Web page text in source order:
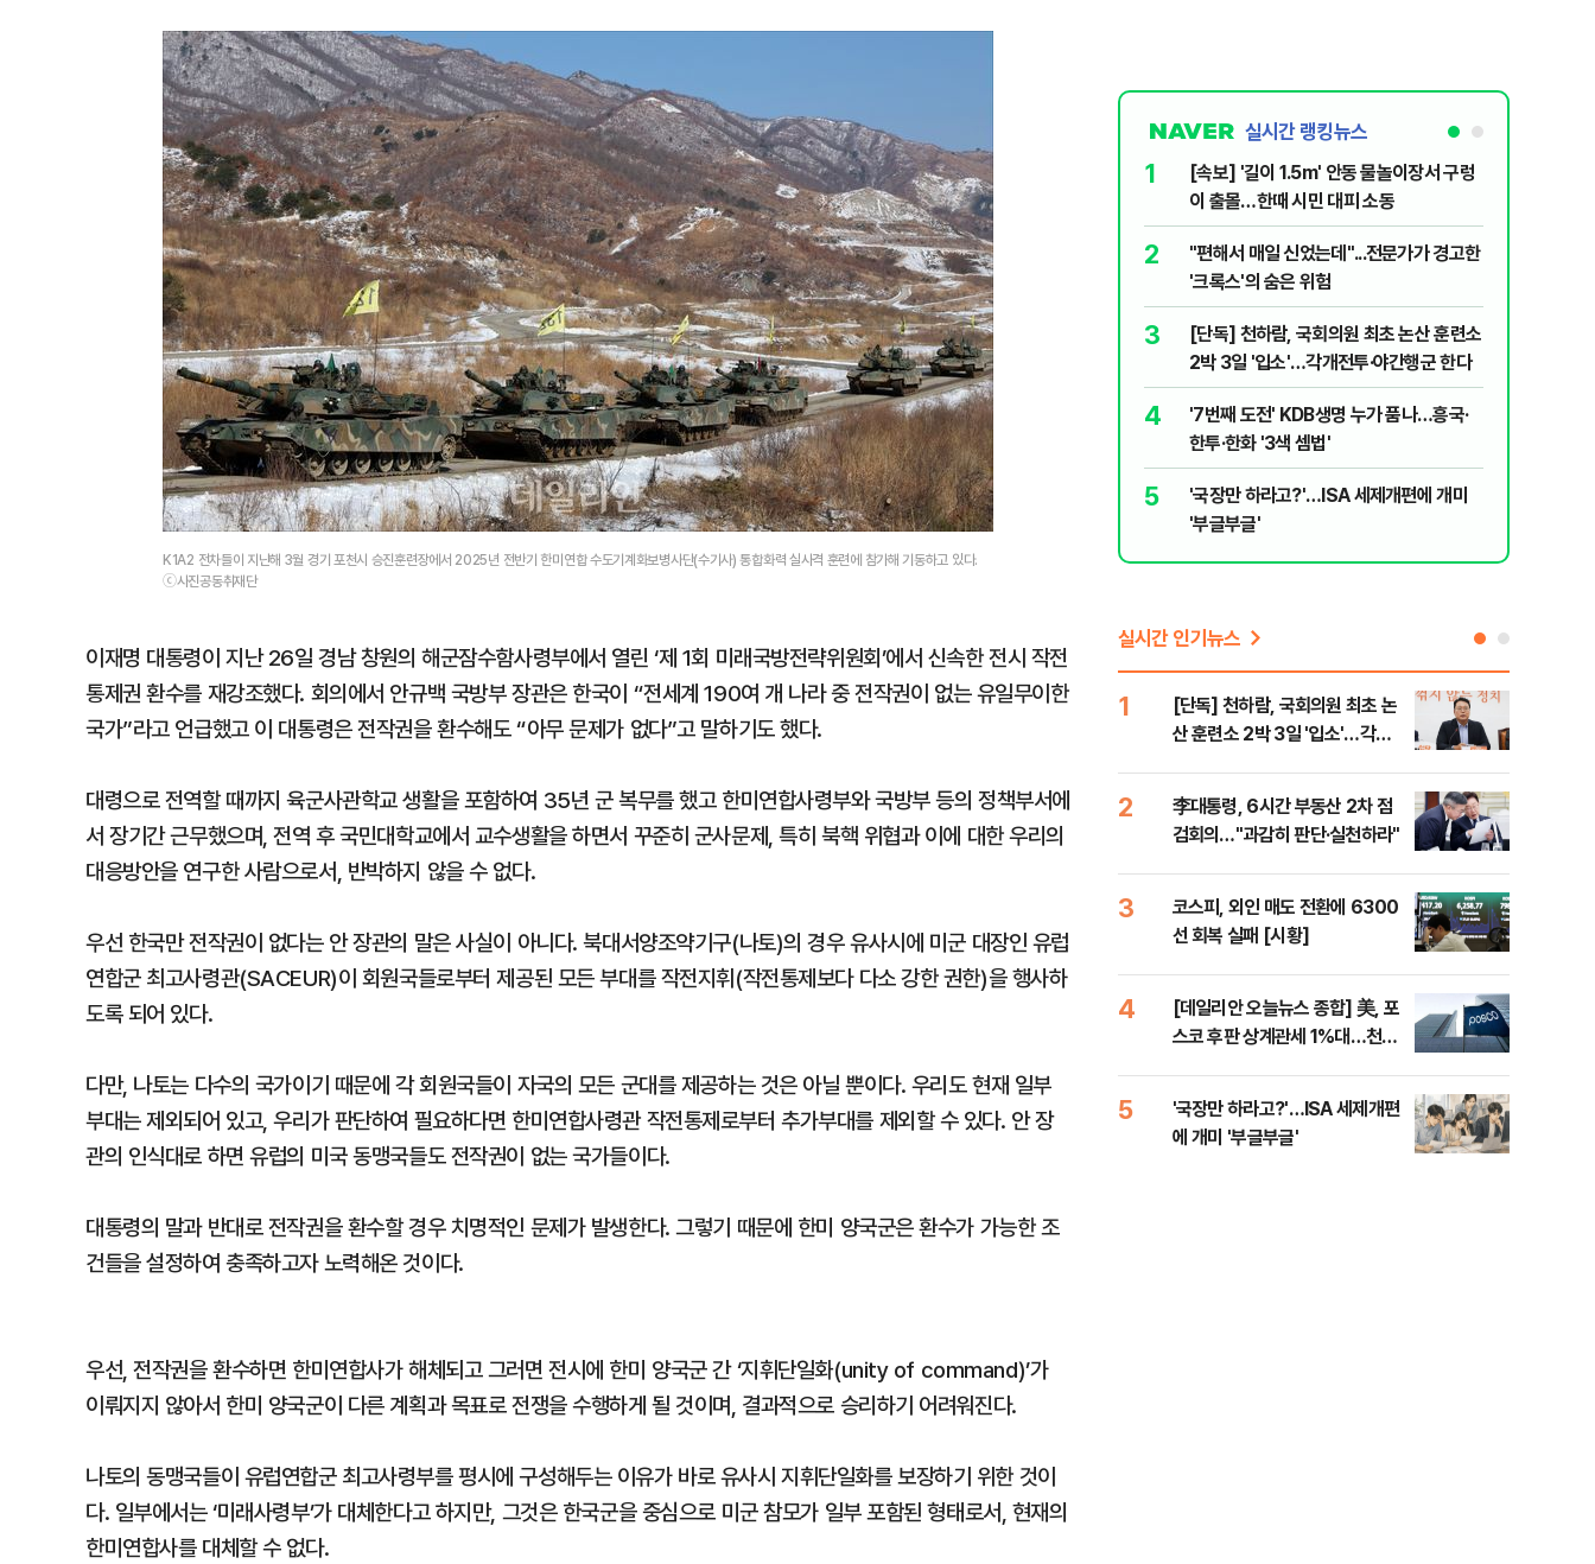
K1A2 전차들이 지난해 3월 경기 포천시 승진훈련장에서 2025년 전반기 한미연합 수도기계화보병사단(수기사) 통합화력 실사격 훈련에 참가해 기동하고 있다.
ⓒ사진공동취재단
이재명 대통령이 지난 26일 경남 창원의 해군잠수함사령부에서 열린 ‘제 1회 미래국방전략위원회’에서 신속한 전시 작전
통제권 환수를 재강조했다. 회의에서 안규백 국방부 장관은 한국이 “전세계 190여 개 나라 중 전작권이 없는 유일무이한
국가”라고 언급했고 이 대통령은 전작권을 환수해도 “아무 문제가 없다”고 말하기도 했다.
대령으로 전역할 때까지 육군사관학교 생활을 포함하여 35년 군 복무를 했고 한미연합사령부와 국방부 등의 정책부서에
서 장기간 근무했으며, 전역 후 국민대학교에서 교수생활을 하면서 꾸준히 군사문제, 특히 북핵 위협과 이에 대한 우리의
대응방안을 연구한 사람으로서, 반박하지 않을 수 없다.
우선 한국만 전작권이 없다는 안 장관의 말은 사실이 아니다. 북대서양조약기구(나토)의 경우 유사시에 미군 대장인 유럽
연합군 최고사령관(SACEUR)이 회원국들로부터 제공된 모든 부대를 작전지휘(작전통제보다 다소 강한 권한)을 행사하
도록 되어 있다.
다만, 나토는 다수의 국가이기 때문에 각 회원국들이 자국의 모든 군대를 제공하는 것은 아닐 뿐이다. 우리도 현재 일부
부대는 제외되어 있고, 우리가 판단하여 필요하다면 한미연합사령관 작전통제로부터 추가부대를 제외할 수 있다. 안 장
관의 인식대로 하면 유럽의 미국 동맹국들도 전작권이 없는 국가들이다.
대통령의 말과 반대로 전작권을 환수할 경우 치명적인 문제가 발생한다. 그렇기 때문에 한미 양국군은 환수가 가능한 조
건들을 설정하여 충족하고자 노력해온 것이다.
우선, 전작권을 환수하면 한미연합사가 해체되고 그러면 전시에 한미 양국군 간 ‘지휘단일화(unity of command)’가
이뤄지지 않아서 한미 양국군이 다른 계획과 목표로 전쟁을 수행하게 될 것이며, 결과적으로 승리하기 어려워진다.
나토의 동맹국들이 유럽연합군 최고사령부를 평시에 구성해두는 이유가 바로 유사시 지휘단일화를 보장하기 위한 것이
다. 일부에서는 ‘미래사령부’가 대체한다고 하지만, 그것은 한국군을 중심으로 미군 참모가 일부 포함된 형태로서, 현재의
한미연합사를 대체할 수 없다.
실시간 랭킹뉴스
1
[속보] '길이 1.5m' 안동 물놀이장서 구렁
이 출몰…한때 시민 대피 소동
2
"편해서 매일 신었는데"...전문가가 경고한
'크록스'의 숨은 위험
3
[단독] 천하람, 국회의원 최초 논산 훈련소
2박 3일 '입소'…각개전투·야간행군 한다
4
'7번째 도전' KDB생명 누가 품나…흥국·
한투·한화 '3색 셈법'
5
'국장만 하라고?'…ISA 세제개편에 개미
'부글부글'
실시간 인기뉴스
1
[단독] 천하람, 국회의원 최초 논
산 훈련소 2박 3일 '입소'…각개
2
李대통령, 6시간 부동산 2차 점
검회의…"과감히 판단·실천하라"
3
코스피, 외인 매도 전환에 6300
선 회복 실패 [시황]
4
[데일리안 오늘뉴스 종합] 美, 포
스코 후판 상계관세 1%대…천하
5
'국장만 하라고?'…ISA 세제개편
에 개미 '부글부글'